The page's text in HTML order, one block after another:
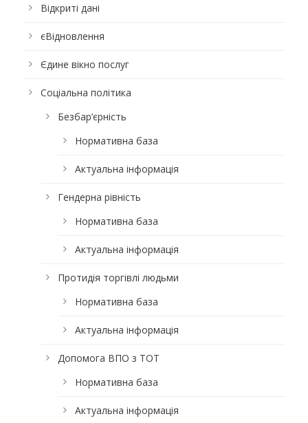
Відкриті дані
єВідновлення
Єдине вікно послуг
Соціальна політика
Безбар’єрність
Нормативна база
Актуальна інформація
Гендерна рівність
Нормативна база
Актуальна інформація
Протидія торгівлі людьми
Нормативна база
Актуальна інформація
Допомога ВПО з ТОТ
Нормативна база
Актуальна інформація